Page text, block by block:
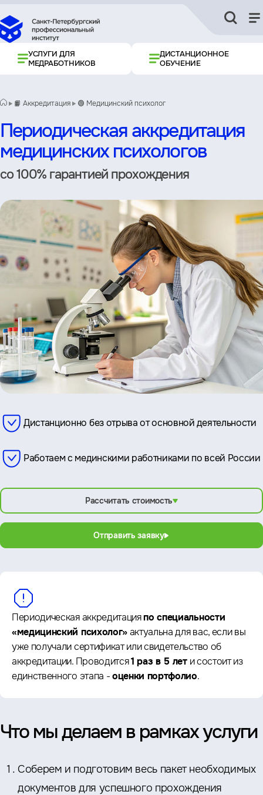
УСЛУГИ ДЛЯ
МЕДРАБОТНИКОВ
ДИСТАНЦИОННОЕ
ОБУЧЕНИЕ
📙 Аккредитация 🟢 Медицинский психолог
Периодическая аккредитация
медицинских психологов
со 100% гарантией прохождения
Дистанционно без отрыва от основной деятельности
Работаем с мединскими работниками по всей России
Рассчитать стоимость
Отправить заявку
Периодическая аккредитацияпо специальности
«медицинский психолог»актуальна для вас, если вы
уже получали сертификат или свидетельство об
аккредитации. Проводится1 раз в 5 лети состоит из
единственного этапа -оценки портфолио.
Что мы делаем в рамках услуги
Соберем и подготовим весь пакет необходимых
документов для успешного прохождения